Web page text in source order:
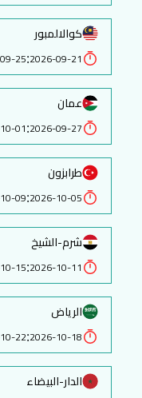
كوالالمبور
2026-09-21
:
25
عمان
2026-09-27
:
01
طرابزون
2026-10-05
:
09
شرم-الشيخ
2026-10-11
:
15
الرياض
2026-10-18
:
22
الدار-البيضاء